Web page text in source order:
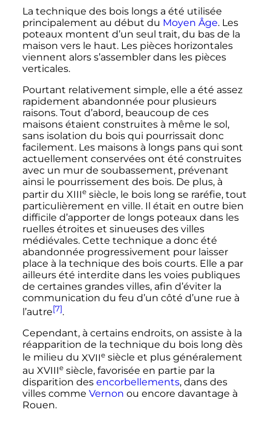
La technique des bois longs a été utilisée
principalement au début du Moyen Âge. Les
poteaux montent d’un seul trait, du bas de la
maison vers le haut. Les pièces horizontales
viennent alors s’assembler dans les pièces
verticales.
Pourtant relativement simple, elle a été assez
rapidement abandonnée pour plusieurs
raisons. Tout d’abord, beaucoup de ces
maisons étaient construites à même le sol,
sans isolation du bois qui pourrissait donc
facilement. Les maisons à longs pans qui sont
actuellement conservées ont été construites
avec un mur de soubassement, prévenant
ainsi le pourrissement des bois. De plus, à
partir du XIIIe siècle, le bois long se raréfie, tout
particulièrement en ville. Il était en outre bien
difficile d’apporter de longs poteaux dans les
ruelles étroites et sinueuses des villes
médiévales. Cette technique a donc été
abandonnée progressivement pour laisser
place à la technique des bois courts. Elle a par
ailleurs été interdite dans les voies publiques
de certaines grandes villes, afin d’éviter la
communication du feu d’un côté d’une rue à
l’autre[7].
Cependant, à certains endroits, on assiste à la
réapparition de la technique du bois long dès
le milieu du XVIIe siècle et plus généralement
au XVIIIe siècle, favorisée en partie par la
disparition des encorbellements, dans des
villes comme Vernon ou encore davantage à
Rouen.